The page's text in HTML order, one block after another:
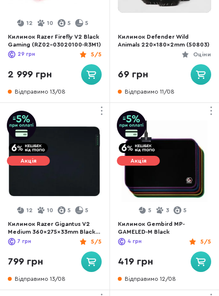
12 10 5 5
Килимок Razer Firefly V2 Black
Gaming (RZ02-03020100-R3M1)
5/5
29 грн
2 999 грн
Відправимо 13/08
Килимок Defender Wild
Animals 220x180x2mm (50803)
Оціни
69 грн
Відправимо 11/08
Акція
12 10 5 5
Килимок Razer Gigantus V2
Medium 360x275x33mm Black
(RZ02-03330200-R3M1)
5/5
7 грн
799 грн
Відправимо 13/08
Акція
5 3 5
Килимок Gembird MP-
GAMELED-M Black
5/5
4 грн
419 грн
Відправимо 12/08